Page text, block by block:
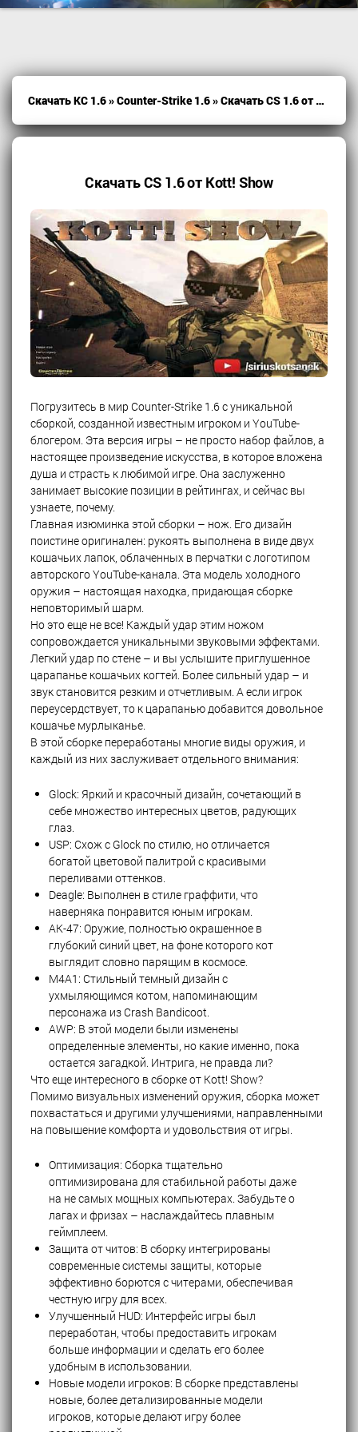
Скачать КС 1.6»Counter-Strike 1.6» Скачать CS 1.6 от Kott! Show
Скачать CS 1.6 от Kott! Show
Погрузитесь в мир Counter-Strike 1.6 с уникальной
сборкой, созданной известным игроком и YouTube-
блогером. Эта версия игры – не просто набор файлов, а
настоящее произведение искусства, в которое вложена
душа и страсть к любимой игре. Она заслуженно
занимает высокие позиции в рейтингах, и сейчас вы
узнаете, почему.
Главная изюминка этой сборки – нож. Его дизайн
поистине оригинален: рукоять выполнена в виде двух
кошачьих лапок, облаченных в перчатки с логотипом
авторского YouTube-канала. Эта модель холодного
оружия – настоящая находка, придающая сборке
неповторимый шарм.
Но это еще не все! Каждый удар этим ножом
сопровождается уникальными звуковыми эффектами.
Легкий удар по стене – и вы услышите приглушенное
царапанье кошачьих когтей. Более сильный удар – и
звук становится резким и отчетливым. А если игрок
переусердствует, то к царапанью добавится довольное
кошачье мурлыканье.
В этой сборке переработаны многие виды оружия, и
каждый из них заслуживает отдельного внимания:
Glock: Яркий и красочный дизайн, сочетающий в
себе множество интересных цветов, радующих
глаз.
USP: Схож с Glock по стилю, но отличается
богатой цветовой палитрой с красивыми
переливами оттенков.
Deagle: Выполнен в стиле граффити, что
наверняка понравится юным игрокам.
AK-47: Оружие, полностью окрашенное в
глубокий синий цвет, на фоне которого кот
выглядит словно парящим в космосе.
M4A1: Стильный темный дизайн с
ухмыляющимся котом, напоминающим
персонажа из Crash Bandicoot.
AWP: В этой модели были изменены
определенные элементы, но какие именно, пока
остается загадкой. Интрига, не правда ли?
Что еще интересного в сборке от Kott! Show?
Помимо визуальных изменений оружия, сборка может
похвастаться и другими улучшениями, направленными
на повышение комфорта и удовольствия от игры.
Оптимизация: Сборка тщательно
оптимизирована для стабильной работы даже
на не самых мощных компьютерах. Забудьте о
лагах и фризах – наслаждайтесь плавным
геймплеем.
Защита от читов: В сборку интегрированы
современные системы защиты, которые
эффективно борются с читерами, обеспечивая
честную игру для всех.
Улучшенный HUD: Интерфейс игры был
переработан, чтобы предоставить игрокам
больше информации и сделать его более
удобным в использовании.
Новые модели игроков: В сборке представлены
новые, более детализированные модели
игроков, которые делают игру более